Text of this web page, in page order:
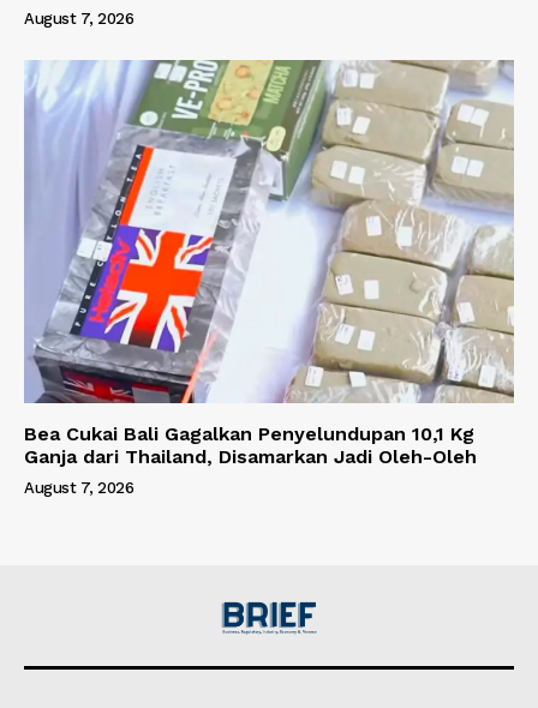
August 7, 2026
Bea Cukai Bali Gagalkan Penyelundupan 10,1 Kg
Ganja dari Thailand, Disamarkan Jadi Oleh-Oleh
August 7, 2026